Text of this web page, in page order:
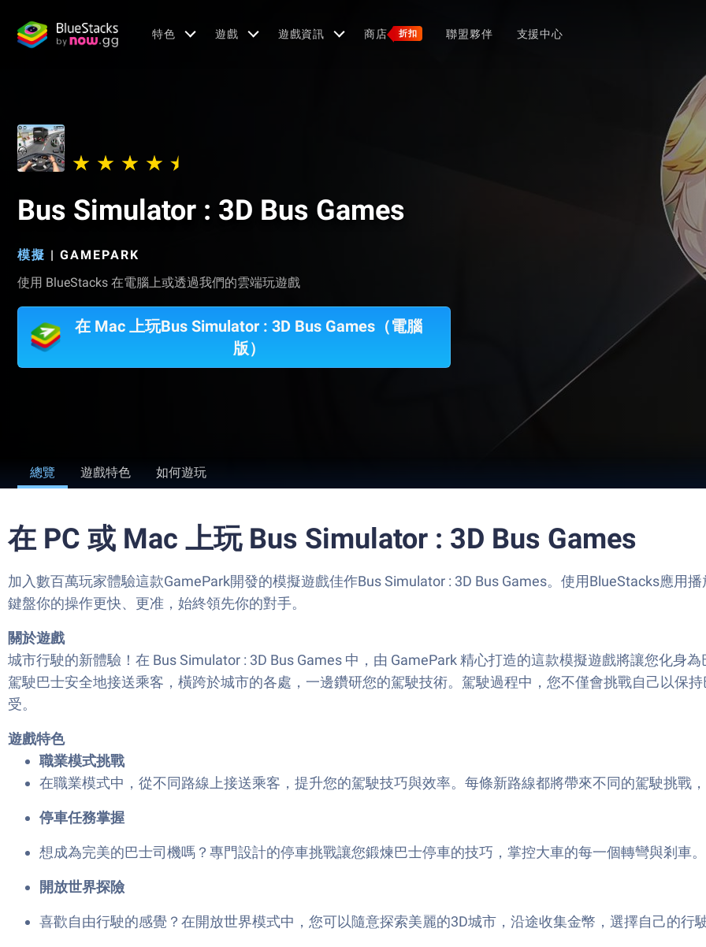
特色 遊戲 遊戲資訊 商店 折扣 聯盟夥伴 支援中心
Bus Simulator : 3D Bus Games
模擬 | GAMEPARK
使用 BlueStacks 在電腦上或透過我們的雲端玩遊戲
在 Mac 上玩Bus Simulator : 3D Bus Games（電腦
版）
總覽 遊戲特色 如何遊玩
在 PC 或 Mac 上玩 Bus Simulator : 3D Bus Games
加入數百萬玩家體驗這款GamePark開發的模擬遊戲佳作Bus Simulator : 3D Bus Games。使用BlueStacks應用
鍵盤你的操作更快、更准，始終領先你的對手。
關於遊戲
城市行駛的新體驗！在 Bus Simulator : 3D Bus Games 中，由 GamePark 精心打造的這款模擬遊戲將讓您化身
駕駛巴士安全地接送乘客，橫跨於城市的各處，一邊鑽研您的駕駛技術。駕駛過程中，您不僅會挑戰自己以保
受。
遊戲特色
職業模式挑戰
在職業模式中，從不同路線上接送乘客，提升您的駕駛技巧與效率。每條新路線都將帶來不同的駕駛挑戰
停車任務掌握
想成為完美的巴士司機嗎？專門設計的停車挑戰讓您鍛煉巴士停車的技巧，掌控大車的每一個轉彎與剎車。
開放世界探險
喜歡自由行駛的感覺？在開放世界模式中，您可以隨意探索美麗的3D城市，沿途收集金幣，選擇自己的行